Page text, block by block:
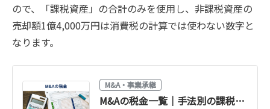
ので、「課税資産」の合計のみを使用し、非課税資産の
売却額1億4,000万円は消費税の計算では使わない数字と
なります。
M&A・事業承継
M&Aの税金一覧｜手法別の課税と節税方法をわかりやすく解説